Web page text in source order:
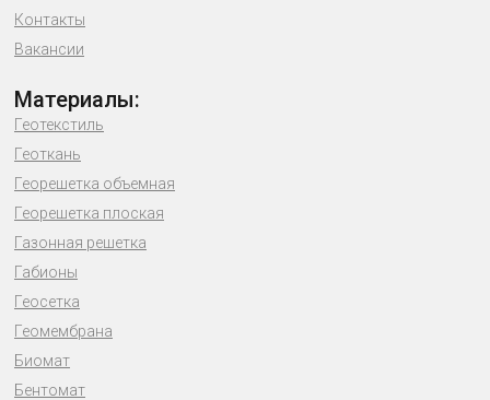
Контакты
Вакансии
Материалы:
Геотекстиль
Геоткань
Георешетка объемная
Георешетка плоская
Газонная решетка
Габионы
Геосетка
Геомембрана
Биомат
Бентомат